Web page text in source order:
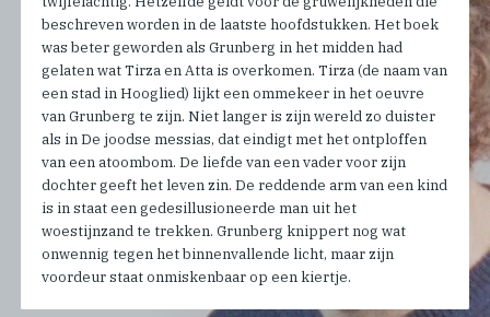
beschreven worden in de laatste hoofdstukken. Het boek
was beter geworden als Grunberg in het midden had
gelaten wat Tirza en Atta is overkomen. Tirza (de naam van
een stad in Hooglied) lijkt een ommekeer in het oeuvre
van Grunberg te zijn. Niet langer is zijn wereld zo duister
als in De joodse messias, dat eindigt met het ontploffen
van een atoombom. De liefde van een vader voor zijn
dochter geeft het leven zin. De reddende arm van een kind
is in staat een gedesillusioneerde man uit het
woestijnzand te trekken. Grunberg knippert nog wat
onwennig tegen het binnenvallende licht, maar zijn
voordeur staat onmiskenbaar op een kiertje.